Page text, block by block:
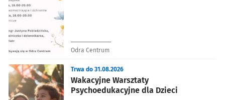
Odra Centrum
Wakacyjne Warsztaty
Psychoedukacyjne dla Dzieci
Trwa do 31.08.2026